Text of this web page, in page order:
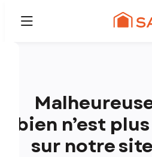
bien n’est
sur notre